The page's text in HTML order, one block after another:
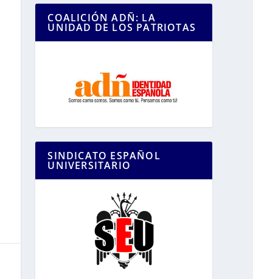
COALICIÓN ADÑ: LA
UNIDAD DE LOS PATRIOTAS
SINDICATO ESPAÑOL
UNIVERSITARIO